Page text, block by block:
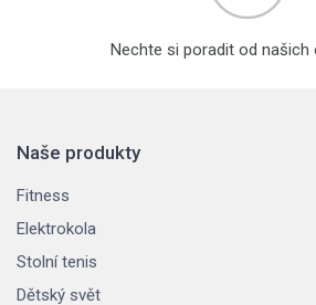
Nechte si poradit od našich
Naše produkty
Fitness
Elektrokola
Stolní tenis
Dětský svět